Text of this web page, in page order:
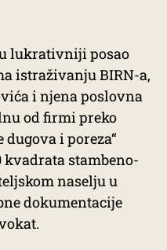
lukrativniji posao
istraživanju BIRN-a,
i njena poslovna
od firmi preko
i poreza“
kvadrata stambeno-
naselju u
dokumentacije